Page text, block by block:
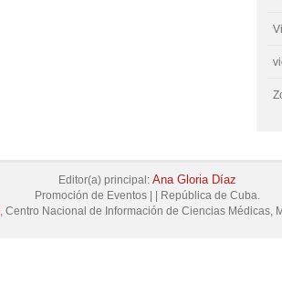
Editor(a) principal: Ana Gloria Díaz
Promoción de Eventos|
República de Cuba.
, Centro Nacional de Información de Ciencias Médicas,